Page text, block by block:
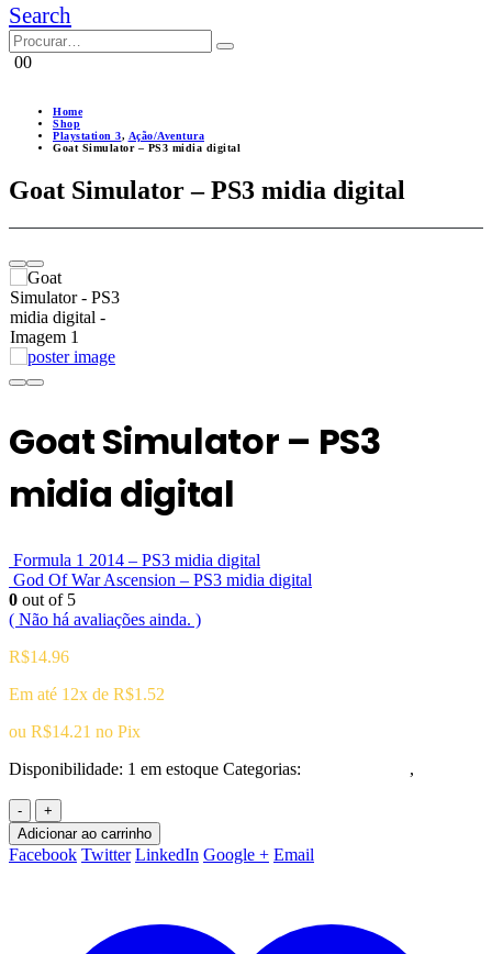
Search
00
Home
Shop
Playstation 3, Ação/Aventura
Goat Simulator – PS3 midia digital
Goat Simulator – PS3 midia digital
Goat Simulator – PS3
midia digital
Formula 1 2014 – PS3 midia digital
God Of War Ascension – PS3 midia digital
0 out of 5
( Não há avaliações ainda. )
R$14.96
Em até 12x de R$1.52
ou R$14.21 no Pix
Disponibilidade: 1 em estoque Categorias:
,
-
+
Adicionar ao carrinho
Facebook Twitter LinkedIn Google + Email